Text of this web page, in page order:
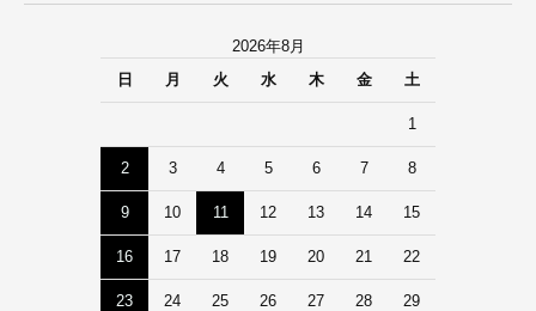
2026年8月
日
月 火 水 木 金 土
1
2 3 4 5 6 7 8
9 10 11 12 13 14 15
16 17 18 19 20 21 22
23 24 25 26 27 28 29